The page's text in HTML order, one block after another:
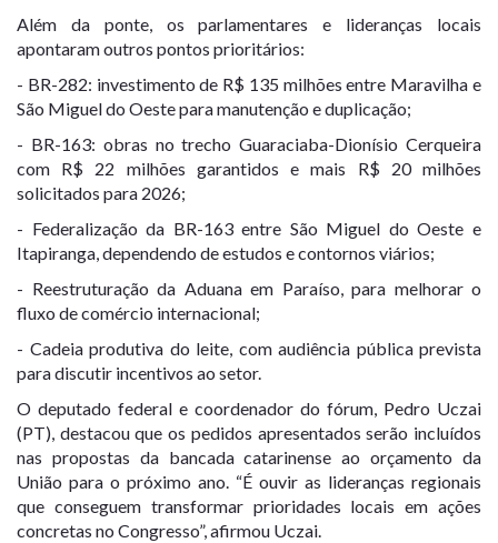
Além da ponte, os parlamentares e lideranças locais
apontaram outros pontos prioritários:
- BR-282: investimento de R$ 135 milhões entre Maravilha e
São Miguel do Oeste para manutenção e duplicação;
- BR-163: obras no trecho Guaraciaba-Dionísio Cerqueira
com R$ 22 milhões garantidos e mais R$ 20 milhões
solicitados para 2026;
- Federalização da BR-163 entre São Miguel do Oeste e
Itapiranga, dependendo de estudos e contornos viários;
- Reestruturação da Aduana em Paraíso, para melhorar o
fluxo de comércio internacional;
- Cadeia produtiva do leite, com audiência pública prevista
para discutir incentivos ao setor.
O deputado federal e coordenador do fórum, Pedro Uczai
(PT), destacou que os pedidos apresentados serão incluídos
nas propostas da bancada catarinense ao orçamento da
União para o próximo ano. “É ouvir as lideranças regionais
que conseguem transformar prioridades locais em ações
concretas no Congresso”, afirmou Uczai.